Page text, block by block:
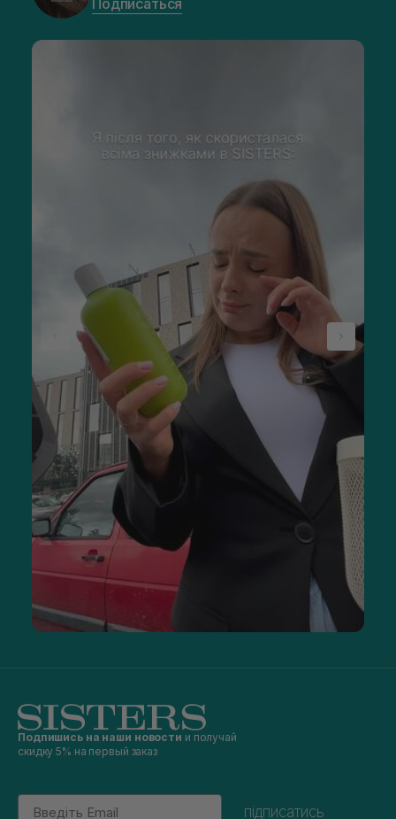
Подписаться
Подпишись на наши новости и получай
скидку 5% на первый заказ
Email
підписатись